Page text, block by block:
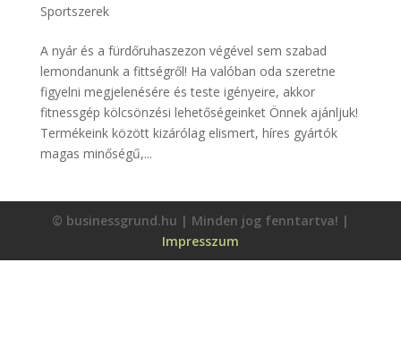
Sportszerek
A nyár és a fürdőruhaszezon végével sem szabad
lemondanunk a fittségről! Ha valóban oda szeretne
figyelni megjelenésére és teste igényeire, akkor
fitnessgép kölcsönzési lehetőségeinket Önnek ajánljuk!
Termékeink között kizárólag elismert, híres gyártók
magas minőségű,...
© businessgrund.hu | Minden jog fenntartva! |
Impresszum